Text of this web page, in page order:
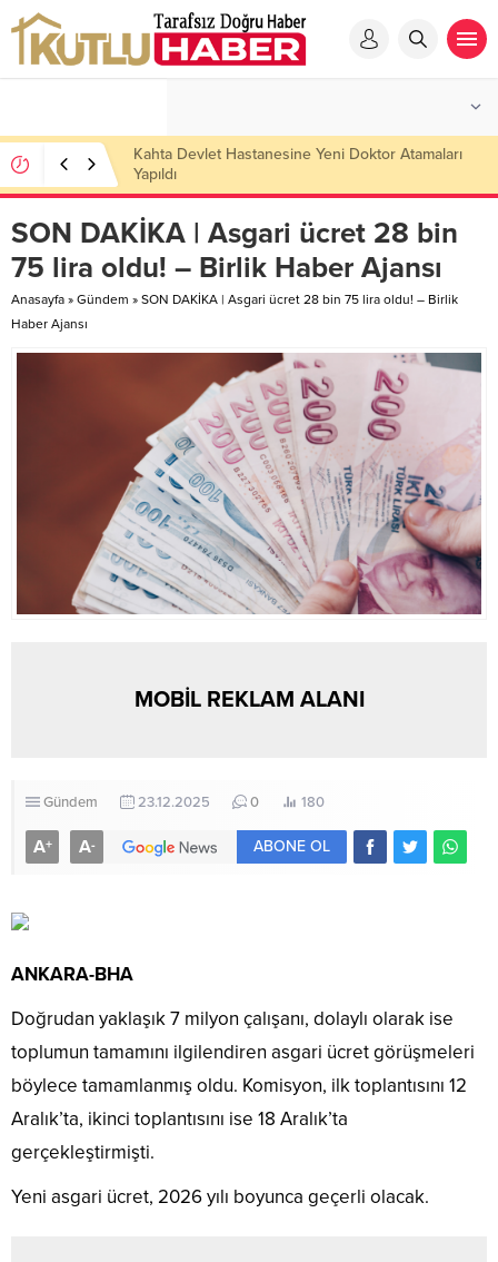
Kahta Devlet Hastanesine Yeni Doktor Atamaları
Yapıldı
SON DAKİKA | Asgari ücret 28 bin
75 lira oldu! – Birlik Haber Ajansı
Anasayfa » Gündem » SON DAKİKA | Asgari ücret 28 bin 75 lira oldu! – Birlik
Haber Ajansı
MOBİL REKLAM ALANI
Gündem 23.12.2025 0 180
A+ A- ABONE OL
ANKARA-BHA
Doğrudan yaklaşık 7 milyon çalışanı, dolaylı olarak ise
toplumun tamamını ilgilendiren asgari ücret görüşmeleri
böylece tamamlanmış oldu. Komisyon, ilk toplantısını 12
Aralık’ta, ikinci toplantısını ise 18 Aralık’ta
gerçekleştirmişti.
Yeni asgari ücret, 2026 yılı boyunca geçerli olacak.